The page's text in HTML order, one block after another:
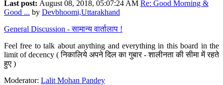
Last post: August 08, 2018, 05:07:24 AM Re: Good Morning &
Good ... by Devbhoomi,Uttarakhand
General Discussion - सामान्य वार्तालाप !
Feel free to talk about anything and everything in this board in the
limit of decency ( निकालिये अपने दिल का गुबार - शालीनता की सीमा में रहते
हुए )
Moderator: Lalit Mohan Pandey